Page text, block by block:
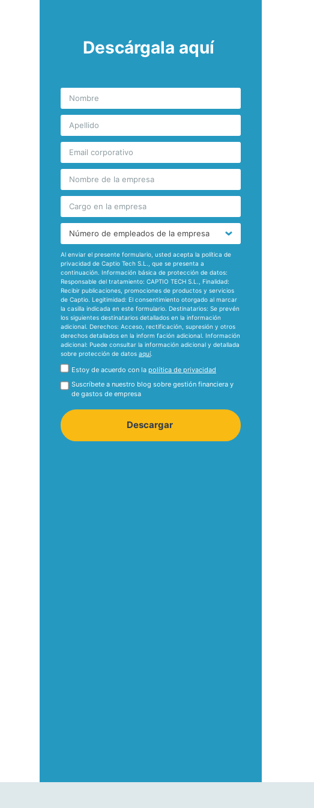
Descárgala aquí
Al enviar el presente formulario, usted acepta la política de
privacidad de Captio Tech S.L., que se presenta a
continuación. Información básica de protección de datos:
Responsable del tratamiento: CAPTIO TECH S.L., Finalidad:
Recibir publicaciones, promociones de productos y servicios
de Captio. Legitimidad: El consentimiento otorgado al marcar
la casilla indicada en este formulario. Destinatarios: Se prevén
los siguientes destinatarios detallados en la información
adicional. Derechos: Acceso, rectificación, supresión y otros
derechos detallados en la inform fación adicional. Información
adicional: Puede consultar la información adicional y detallada
sobre protección de datos aquí.
Estoy de acuerdo con la política de privacidad
Suscríbete a nuestro blog sobre gestión financiera y
de gastos de empresa